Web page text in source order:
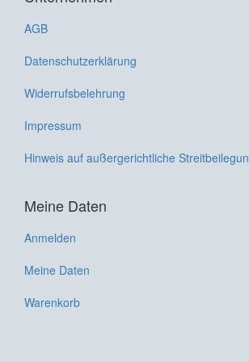
AGB
Datenschutzerklärung
Widerrufsbelehrung
Impressum
Hinweis auf außergerichtliche
Meine Daten
Anmelden
Meine Daten
Warenkorb